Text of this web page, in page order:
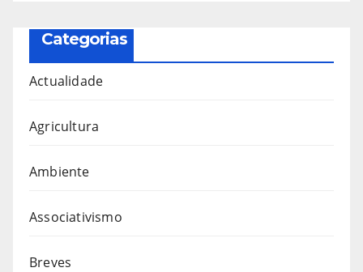
Categorias
Actualidade
Agricultura
Ambiente
Associativismo
Breves